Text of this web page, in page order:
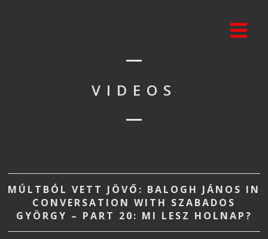
VIDEOS
MÚLTBÓL VETT JÖVŐ: BALOGH JÁNOS IN
CONVERSATION WITH SZABADOS
GYÖRGY – PART 20: MI LESZ HOLNAP?